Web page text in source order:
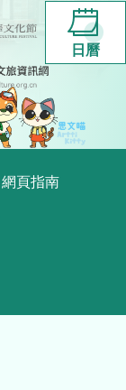
網頁指南
日曆